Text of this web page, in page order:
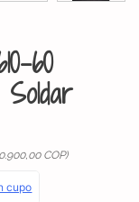
60
COP)